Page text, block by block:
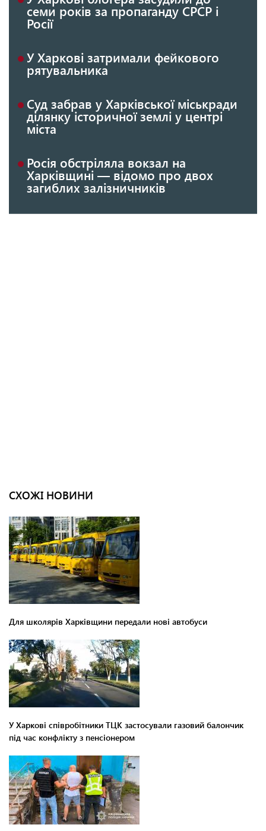
семи років за пропаганду СРСР і
Росії
У Харкові затримали фейкового
рятувальника
Суд забрав у Харківської міськради
ділянку історичної землі у центрі
міста
Росія обстріляла вокзал на
Харківщині — відомо про двох
загиблих залізничників
СХОЖІ НОВИНИ
Для школярів Харківщини передали нові автобуси
У Харкові співробітники ТЦК застосували газовий балончик
під час конфлікту з пенсіонером